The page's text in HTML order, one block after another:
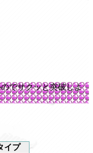
でサクッと突破しよ
イプ